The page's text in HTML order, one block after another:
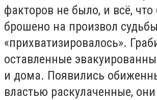
факторов не было, и всё,
брошено на произвол
«прихватизировалось».
оставленные
и дома. Появились
властью раскулаченные,